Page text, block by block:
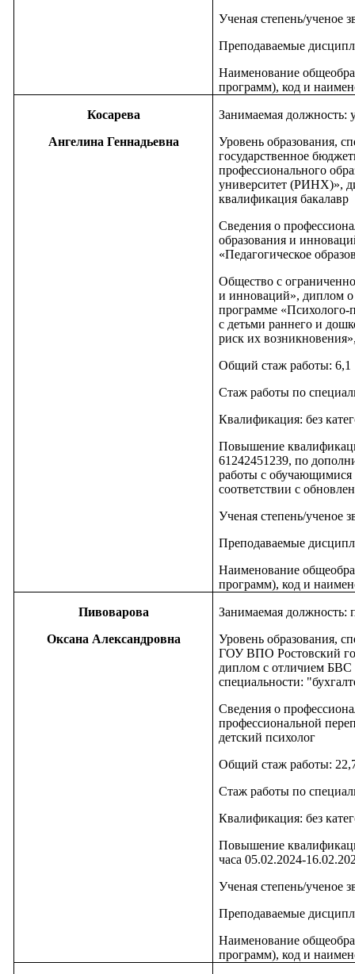
Ученая степень/ученое
Преподаваемые
Наименование
программ), код и
Косарева
Ангелина Геннадьевна
Занимаемая должность:
Уровень образования,
государственное
профессионального
университет (РИНХ)»,
квалификация бакалавр
Сведения о
образования и
«Педагогическое
Общество с
и инноваций», диплом о
программе «Психолого-
с детьми раннего и
риск их
Общий стаж работы: 6,1
Стаж работы по
Квалификация: без
Повышение
61242451239, по
работы с
соответствии с
Ученая степень/ученое
Преподаваемые
Наименование
программ), код и
Пивоварова
Оксана Александровна
Занимаемая должность:
Уровень образования,
ГОУ ВПО Ростовский
диплом с отличием БВС
специальности:
Сведения о
профессиональной
детский психолог
Общий стаж работы:
Стаж работы по
Квалификация: без
Повышение
часа 05.02.2024-
Ученая степень/ученое
Преподаваемые
Наименование
программ), код и